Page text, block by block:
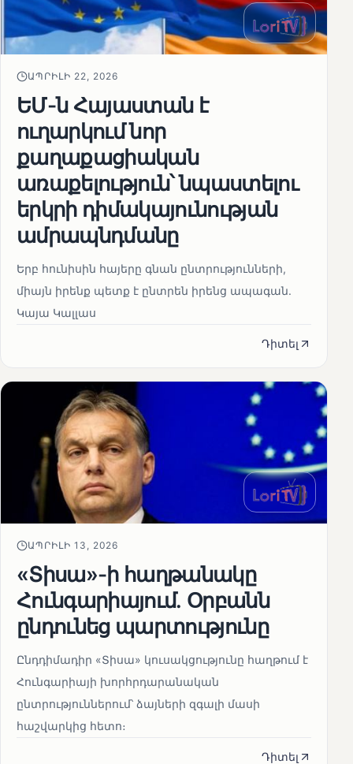
ԱՊՐԻԼԻ 22, 2026
ԵՄ-ն Հայաստան է
ուղարկում նոր
քաղաքացիական
առաքելություն՝ նպաստելու
երկրի դիմակայունության
ամրապնդմանը
Երբ հունիսին հայերը գնան ընտրությունների,
միայն իրենք պետք է ընտրեն իրենց ապագան.
Կայա Կալլաս
Դիտել
ԱՊՐԻԼԻ 13, 2026
«Տիսա»-ի հաղթանակը
Հունգարիայում․ Օրբանն
ընդունեց պարտությունը
Ընդդիմադիր «Տիսա» կուսակցությունը հաղթում է
Հունգարիայի խորհրդարանական
ընտրություններում՝ ձայների զգալի մասի
հաշվարկից հետո։
Դիտել